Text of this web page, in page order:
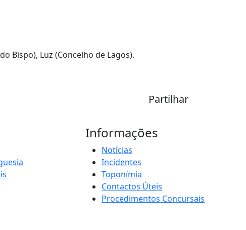
Bispo), Luz (Concelho de Lagos).
Partilhar
Informações
Notícias
Incidentes
Toponímia
Contactos Úteis
Procedimentos Concursais